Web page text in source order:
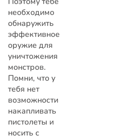
необходимо
обнаружить
эффективное
оружие для
уничтожения
монстров.
Помни, что у
тебя нет
возможности
накапливать
пистолеты и
носить с